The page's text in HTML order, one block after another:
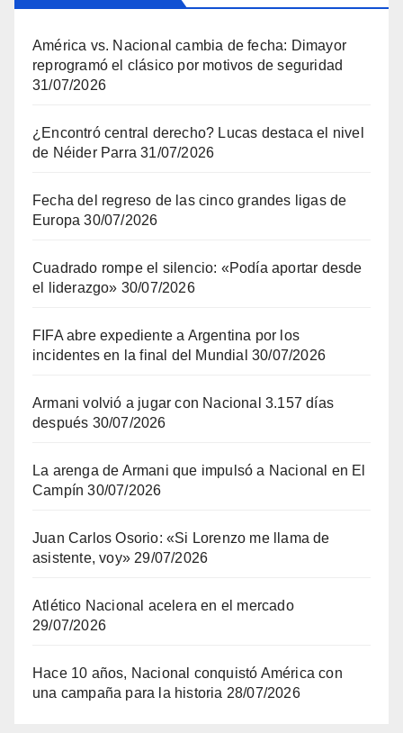
América vs. Nacional cambia de fecha: Dimayor
reprogramó el clásico por motivos de seguridad
31/07/2026
¿Encontró central derecho? Lucas destaca el nivel
de Néider Parra 31/07/2026
Fecha del regreso de las cinco grandes ligas de
Europa 30/07/2026
Cuadrado rompe el silencio: «Podía aportar desde
el liderazgo» 30/07/2026
FIFA abre expediente a Argentina por los
incidentes en la final del Mundial 30/07/2026
Armani volvió a jugar con Nacional 3.157 días
después 30/07/2026
La arenga de Armani que impulsó a Nacional en El
Campín 30/07/2026
Juan Carlos Osorio: «Si Lorenzo me llama de
asistente, voy» 29/07/2026
Atlético Nacional acelera en el mercado
29/07/2026
Hace 10 años, Nacional conquistó América con
una campaña para la historia 28/07/2026